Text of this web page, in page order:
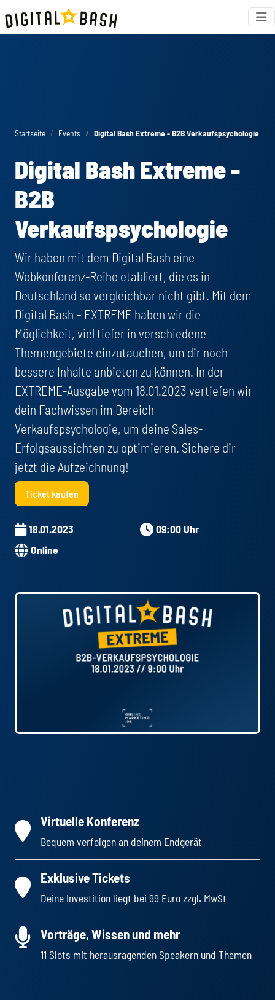
Startseite Events Digital Bash Extreme - B2B Verkaufspsychologie
Digital Bash Extreme -
B2B
Verkaufspsychologie
Wir haben mit dem Digital Bash eine
Webkonferenz-Reihe etabliert, die es in
Deutschland so vergleichbar nicht gibt. Mit dem
Digital Bash – EXTREME haben wir die
Möglichkeit, viel tiefer in verschiedene
Themengebiete einzutauchen, um dir noch
bessere Inhalte anbieten zu können. In der
EXTREME-Ausgabe vom 18.01.2023 vertiefen wir
dein Fachwissen im Bereich
Verkaufspsychologie, um deine Sales-
Erfolgsaussichten zu optimieren. Sichere dir
jetzt die Aufzeichnung!
Ticket kaufen
18.01.2023
09:00 Uhr
Online
Virtuelle Konferenz
Bequem verfolgen an deinem Endgerät
Exklusive Tickets
Deine Investition liegt bei 99 Euro zzgl. MwSt
Vorträge, Wissen und mehr
11 Slots mit herausragenden Speakern und Themen